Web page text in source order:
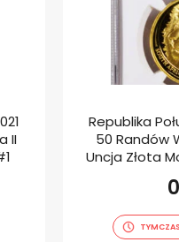
II
Republika
50 Randów
Uncja Złota